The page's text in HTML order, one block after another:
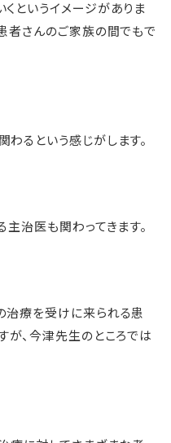
というイメージがありま
者さんのご家族の間でもで
るという感じがします。
主治医も関わってきます。
治療を受けに来られる患
が、今津先生のところでは